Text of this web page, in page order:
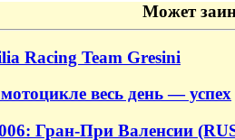
Может
Racing Team Gresini
весь день — успех
Гран-При Валенсии